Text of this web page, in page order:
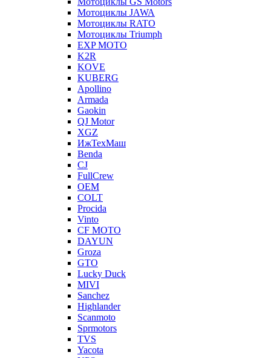
Мотоциклы JAWA
Мотоциклы RATO
Мотоциклы Triumph
EXP MOTO
K2R
KOVE
KUBERG
Apollino
Armada
Gaokin
QJ Motor
XGZ
ИжТехМаш
Benda
CJ
FullCrew
OEM
COLT
Procida
Vinto
CF MOTO
DAYUN
Groza
GTO
Lucky Duck
MIVI
Sanchez
Highlander
Scanmoto
Sprmotors
TVS
Yacota